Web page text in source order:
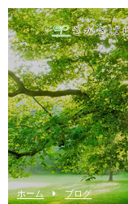
ホーム ブログ